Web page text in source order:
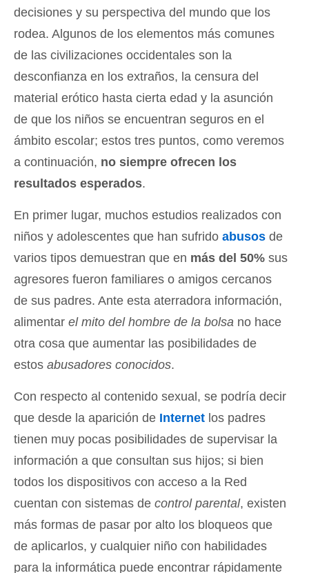
decisiones y su perspectiva del mundo que los
rodea. Algunos de los elementos más comunes
de las civilizaciones occidentales son la
desconfianza en los extraños, la censura del
material erótico hasta cierta edad y la asunción
de que los niños se encuentran seguros en el
ámbito escolar; estos tres puntos, como veremos
a continuación, no siempre ofrecen los
resultados esperados.
En primer lugar, muchos estudios realizados con
niños y adolescentes que han sufrido abusos de
varios tipos demuestran que en más del 50% sus
agresores fueron familiares o amigos cercanos
de sus padres. Ante esta aterradora información,
alimentar el mito del hombre de la bolsa no hace
otra cosa que aumentar las posibilidades de
estos abusadores conocidos.
Con respecto al contenido sexual, se podría decir
que desde la aparición de Internet los padres
tienen muy pocas posibilidades de supervisar la
información a que consultan sus hijos; si bien
todos los dispositivos con acceso a la Red
cuentan con sistemas de control parental, existen
más formas de pasar por alto los bloqueos que
de aplicarlos, y cualquier niño con habilidades
para la informática puede encontrar rápidamente